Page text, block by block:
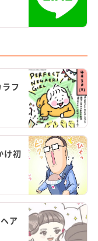
フ
け初
ア